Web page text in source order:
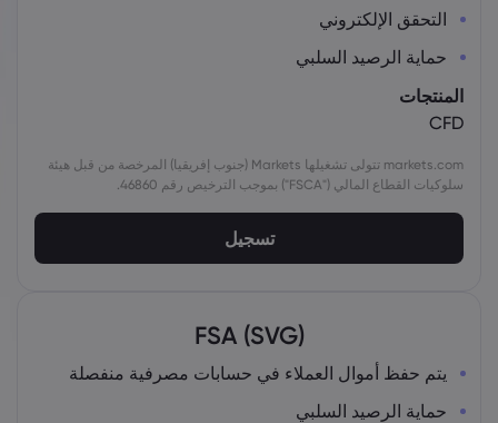
التحقق الإلكتروني
حماية الرصيد السلبي
المنتجات
CFD
markets.com تتولى تشغيلها Markets (جنوب إفريقيا) المرخصة من قبل هيئة
سلوكيات القطاع المالي ("FSCA") بموجب الترخيص رقم 46860.
تسجيل
FSA (SVG)
يتم حفظ أموال العملاء في حسابات مصرفية منفصلة
حماية الرصيد السلبي